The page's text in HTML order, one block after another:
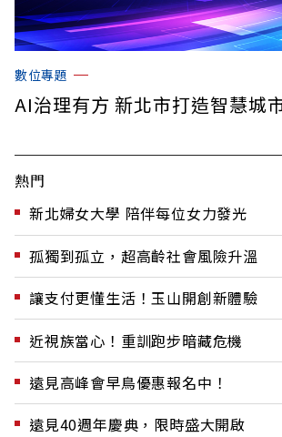
數位專題
AI治理有方 新北市打造智慧城
熱門
新北婦女大學 陪伴每位女力發光
孤獨到孤立，超高齡社會風險升溫
讓支付更懂生活！玉山開創新體驗
近視族當心！重訓跑步暗藏危機
遠見高峰會早鳥優惠報名中！
遠見40週年慶典，限時盛大開啟